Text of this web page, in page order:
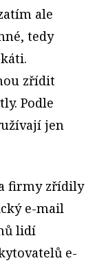
ale
tedy
zřídit
Podle
jen
firmy zřídily
e-mail
lidí
e-